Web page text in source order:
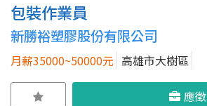
包裝作業員
新勝裕塑膠股份有限公司
月薪35000~50000元 高雄市大樹區
應徵